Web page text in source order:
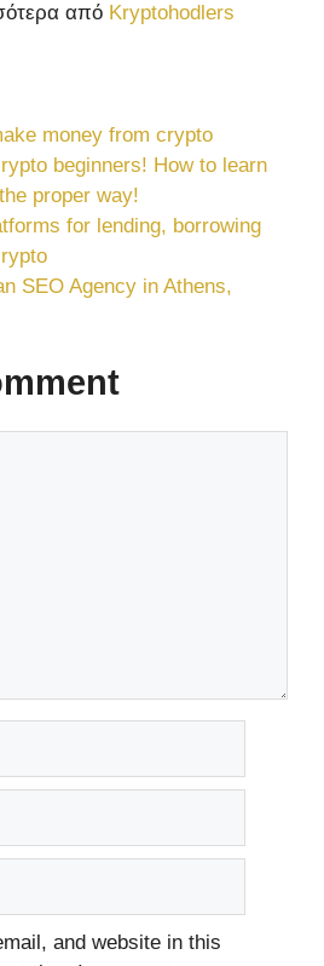
από Kryptohodlers
money from crypto
beginners! How to learn
proper way!
for lending, borrowing
SEO Agency in Athens,
and website in this